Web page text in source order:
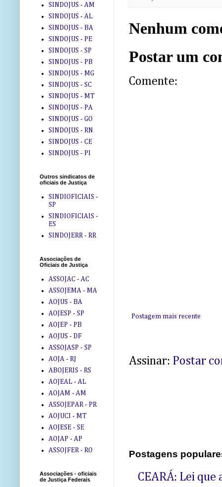
Nenhum
Postar um
Comente:
Postagem mais recente
Assinar: Postar
Postagens
CEARÁ: Lei
SINDOJUS - AM
SINDOJUS - AL
SINDOJUS - BA
SINDOJUS - PE
SINDOJUS - SP
SINDOJUS - PB
SINDOJUS - MG
SINDOJUS - SC
SINDOJUS - MT
SINDOJUS - PA
SINDOJUS - GO
SINDOJUS - RN
SINDOJUS - CE
SINDOJUS - PI
Outros sindicatos de
oficiais de Justiça
SINDIOFICIAIS -
SP
SINDIOFICIAIS -
ES
SINDOJERR - RR
Associações de
Oficiais de Justiça
ASSOJAC - AC
ASSOJEMA - MA
AOJUS - BA
AOJESP - SP
AOJEP - PB
AOJUS - DF
ASSOJASP - SP
AOJA - RJ
ABOJERIS - RS
AOJEAL - AL
AOJAM - AM
ASSOJEPAR - PR
AOJUCI - MT
AOJESE - SE
AOJAP - AP
ASSOJFER - RO
Associações - oficiais
de Justiça Federais